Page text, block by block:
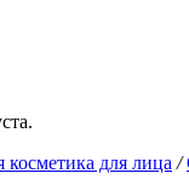
косметика для лица /